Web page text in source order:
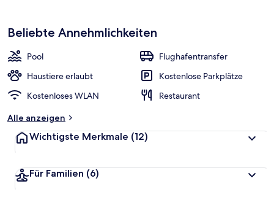
Beliebte Annehmlichkeiten
Pool
Flughafentransfer
Haustiere erlaubt
Kostenlose Parkplätze
Kostenloses WLAN
Restaurant
Alle anzeigen
Wichtigste Merkmale (12)
Für Familien (6)